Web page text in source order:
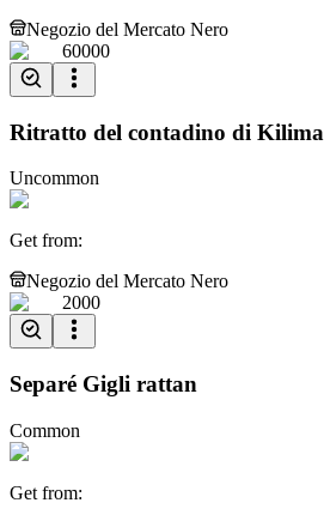
Negozio del Mercato Nero
60000
Ritratto del contadino di Kilima
Uncommon
Get from:
Negozio del Mercato Nero
2000
Separé Gigli rattan
Common
Get from: